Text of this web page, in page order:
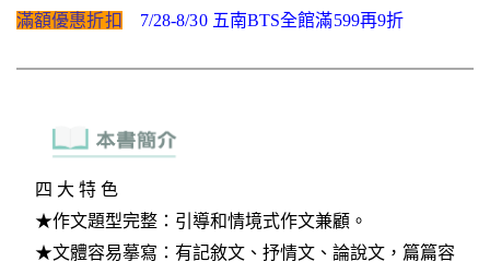
滿額優惠折扣
7/28-8/30 五南BTS全館滿599再9折